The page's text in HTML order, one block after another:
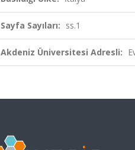
Sayfa Sayıları: ss.1
Akdeniz Üniversitesi Adresli: